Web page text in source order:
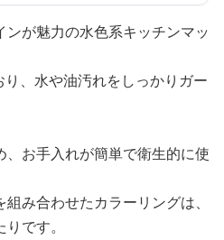
が魅力の水色系キッチンマッ
、水や油汚れをしっかりガー
お手入れが簡単で衛生的に使
み合わせたカラーリングは、
です。